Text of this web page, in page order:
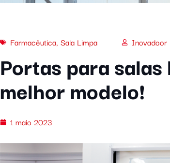
Farmacêutica, Sala Limpa Inovadoor
Portas para
melhor modelo!
1 maio 2023